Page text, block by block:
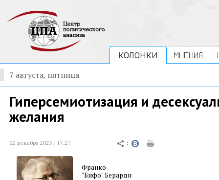
КОЛОНКИ МНЕНИЯ
7 августа, пятница
Гиперсемиотизация и
желания
02 декабря 2023 / 17:27
Франко
"Бифо" Берарди